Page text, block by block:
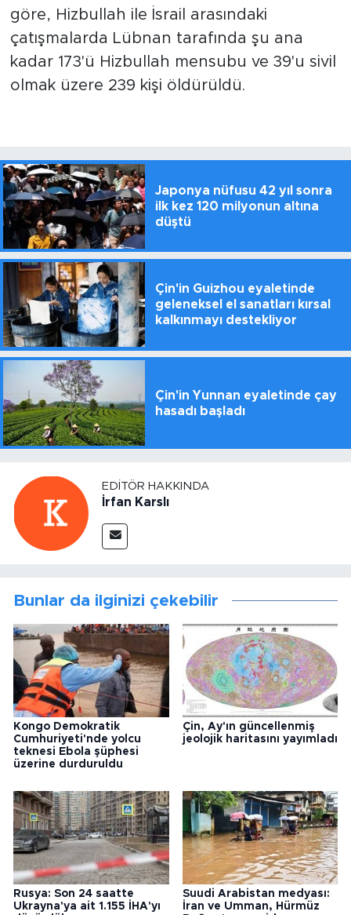
göre, Hizbullah ile İsrail arasındaki
çatışmalarda Lübnan tarafında şu ana
kadar 173'ü Hizbullah mensubu ve 39'u sivil
olmak üzere 239 kişi öldürüldü.
Japonya nüfusu 42 yıl sonra
ilk kez 120 milyonun altına
düştü
Çin'in Guizhou eyaletinde
geleneksel el sanatları kırsal
kalkınmayı destekliyor
Çin'in Yunnan eyaletinde çay
hasadı başladı
EDITÖR HAKKINDA
İrfan Karslı
Bunlar da ilginizi çekebilir
Kongo Demokratik
Cumhuriyeti'nde yolcu
teknesi Ebola şüphesi
üzerine durduruldu
Çin, Ay'ın güncellenmiş
jeolojik haritasını yayımladı
Rusya: Son 24 saatte
Ukrayna'ya ait 1.155 İHA'yı
Suudi Arabistan medyası:
İran ve Umman, Hürmüz